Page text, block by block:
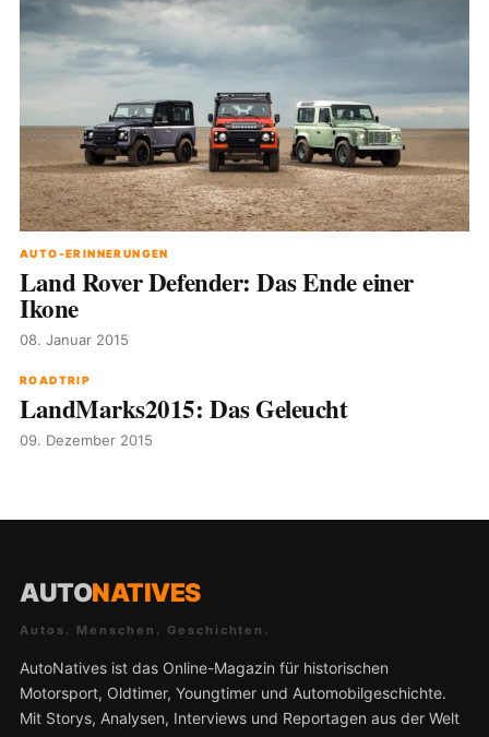
AUTO-ERINNERUNGEN
Land Rover Defender: Das Ende einer
Ikone
08. Januar 2015
ROADTRIP
LandMarks2015: Das Geleucht
09. Dezember 2015
AUTONATIVES
Autos. Menschen. Geschichten.
AutoNatives ist das Online-Magazin für historischen
Motorsport, Oldtimer, Youngtimer und Automobilgeschichte.
Mit Storys, Analysen, Interviews und Reportagen aus der Welt